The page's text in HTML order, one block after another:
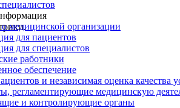
медицинской организации
для пациентов
для специалистов
работники
обеспечение
и независимая оценка качества
регламентирующие медицинскую
и контролирующие органы